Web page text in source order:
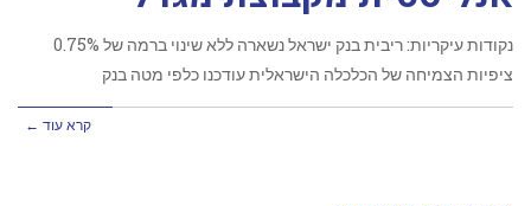
נקודות עיקריות: ריבית בנק ישראל נשארה ללא שינוי ברמה של 0.75%
ציפיות הצמיחה של הכלכלה הישראלית עודכנו כלפי מטה בנק
קרא עוד ←